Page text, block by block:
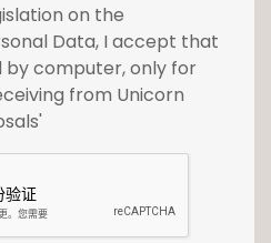
on the
Data, I accept that
by computer, only for
from Unicorn